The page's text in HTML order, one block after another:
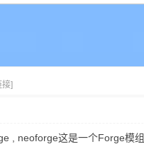
接]
, neoforge这是一个Forge模组